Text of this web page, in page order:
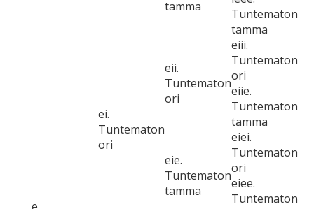
tamma
Tuntematon
tamma
ei.
Tuntematon
ori
eii.
Tuntematon
ori
eiii.
Tuntematon
ori
eiie.
Tuntematon
tamma
eie.
Tuntematon
tamma
eiei.
Tuntematon
ori
eiee.
Tuntematon